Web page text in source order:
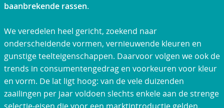
baanbrekende rassen.
We veredelen heel gericht, zoekend naar
onderscheidende vormen, vernieuwende kleuren en
gunstige teelteigenschappen. Daarvoor volgen we ook de
trends in consumentengedrag en voorkeuren voor kleur
en vorm. De lat ligt hoog: van de vele duizenden
zaailingen per jaar voldoen slechts enkele aan de strenge